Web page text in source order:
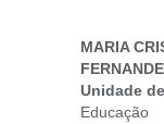
MARIA
Unidade
Educação